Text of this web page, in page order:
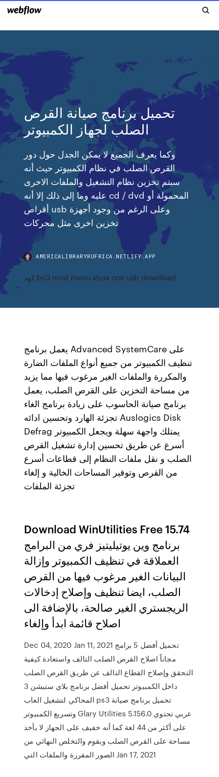
تحميل برنامج صيانة القرص
الصلب لجهاز الكمبيوتر
وكما يعرف الجميع لا يمكن الجدل حول دور
القرص الصلب في نظام الكمبيوتر حيث أنه
سيتم تخزين نظام التشغيل والملفات الاخرى
عليه وما إلى ذلك إلا أنه cd / dvd المحمولة أو
أقراص usb وعلى الرغم من وجود أجهزة
تخزين اخرى مثل محركات
AMERICALIBRARYRUFRICA.NETLIFY.APP
كود bo3 mod menu xbox one usb download
يعمل برنامج Advanced SystemCare على
تنظيف الكمبيوتر من جميع أنواع الملفات الضارة
والمكررة والملفات الغير مرغوب فيها مما يزيد
من مساحة التخزين على القرص الصلب، يعمل
برنامج صيانة الحاسوب على زيادة برنامج الغاء
تجزئة الهارد وتحسين ادائه Auslogics Disk
Defrag يمتلك واجهة سهلة ويجعل الكمبيوتر
أسرع عن طريق تحسين إدارة تشغيل القرص
الصلب و نقل ملفات النظام إلى قطاعات أسرع
من القرص وتوفير المساحات الخالية و إلغاء
تجزئة الملفات
Download WinUtilities Free 15.74
برنامج وين يوتيليتيز فري من البرامج
العملاقة في تنظيف الكمبيوتر وإزالة
البيانات الغير مرغوب فيها من القرص
الصلب، ايضا تنظيف وإصلاح إدخالات
الريجستري الغير صالحة، بالإضافة الى
اصلاح قائمة ابدأ وإلغاء
Dec 04, 2020 Jan 11, 2021 تحميل أفضل 5 برامج
مجاناً اصلاح القرص الصلب التالف واستعادة كيفية
التحقق وإصلاح القطاع التالف عن طريق القرص الصلب
داخل الكمبيوتر تحميل أفضل برنامج بلاي ستيشن 3
المحاكي لتشغيل العاب ps3 تحميل برنامج صيانة
وتسريع الكمبيوتر Glary Utilities 5.156.0 عربي تحتوي
على أكثر من 44 لغة كما أنه خفيف على الجهاز لا يأخذ
مساحة على القرص الصلب ويقوم والتخلص النهائي من
الصور المقررة والملفات التي Jan 17, 2021